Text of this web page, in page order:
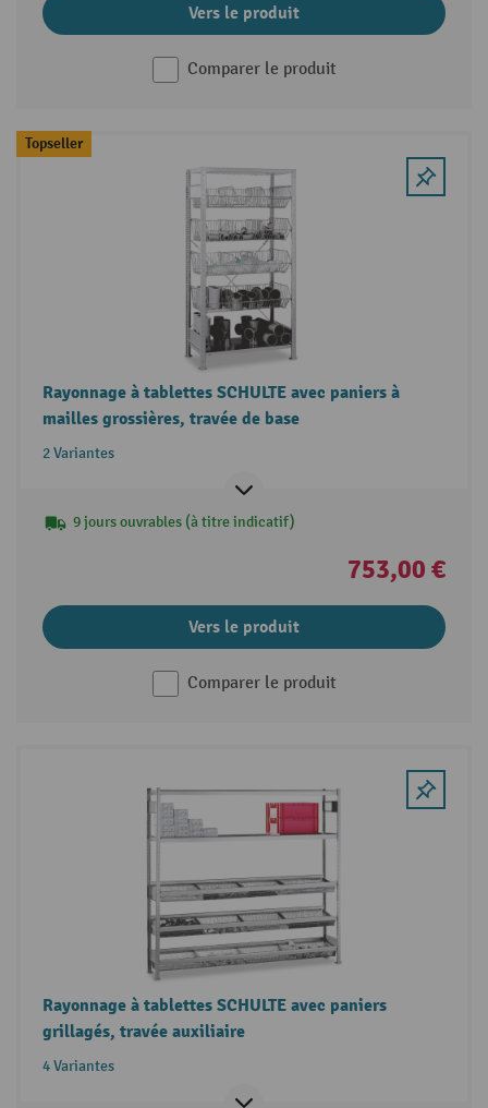
Vers le produit
Comparer le produit
Topseller
Rayonnage à tablettes SCHULTE avec paniers à
mailles grossières, travée de base
2 Variantes
9 jours ouvrables (à titre indicatif)
753,00 €
Vers le produit
Comparer le produit
Rayonnage à tablettes SCHULTE avec paniers
grillagés, travée auxiliaire
4 Variantes